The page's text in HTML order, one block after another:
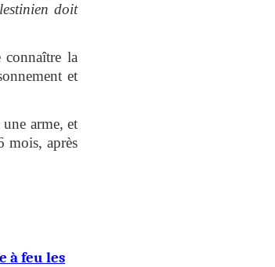
doit
la
et
arme, et
mois, après
à feu les